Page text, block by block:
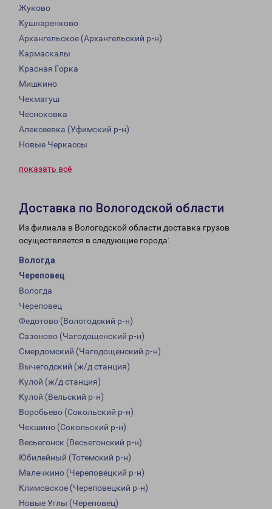
Жуково
Кушнаренково
Архангельское (Архангельский р-н)
Кармаскалы
Красная Горка
Мишкино
Чекмагуш
Чесноковка
Алексеевка (Уфимский р-н)
Новые Черкассы
показать всё
Доставка по Вологодской области
Из филиала в Вологодской области доставка грузов
осуществляется в следующие города:
Вологда
Череповец
Вологда
Череповец
Федотово (Вологодский р-н)
Сазоново (Чагодощенский р-н)
Смердомский (Чагодощенский р-н)
Вычегодский (ж/д станция)
Кулой (ж/д станция)
Кулой (Вельский р-н)
Воробьево (Сокольский р-н)
Чекшино (Сокольский р-н)
Весьегонск (Весьегонский р-н)
Юбилейный (Тотемский р-н)
Малечкино (Череповецкий р-н)
Климовское (Череповецкий р-н)
Новые Углы (Череповец)